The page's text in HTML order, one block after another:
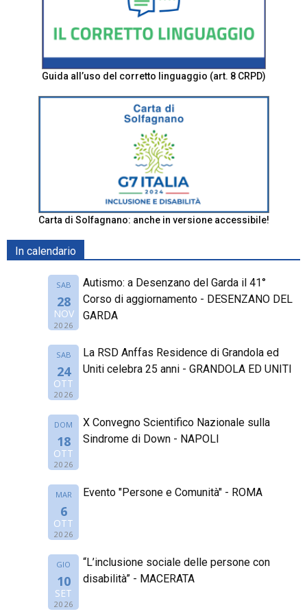
Guida all’uso del corretto linguaggio (art. 8 CRPD)
Carta di Solfagnano: anche in versione accessibile!
In calendario
SAB
28
NOV
2026
Autismo: a Desenzano del Garda il 41°
Corso di aggiornamento - DESENZANO DEL
GARDA
SAB
24
OTT
2026
La RSD Anffas Residence di Grandola ed
Uniti celebra 25 anni - GRANDOLA ED UNITI
DOM
18
OTT
2026
X Convegno Scientifico Nazionale sulla
Sindrome di Down - NAPOLI
MAR
6
OTT
2026
Evento "Persone e Comunità" - ROMA
GIO
10
SET
2026
“L’inclusione sociale delle persone con
disabilità” - MACERATA